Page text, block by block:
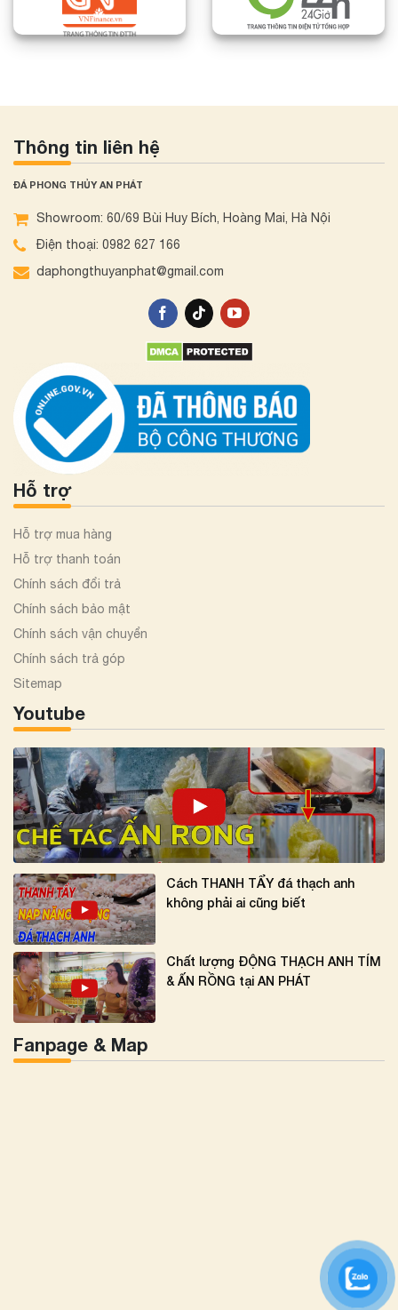
Thông tin liên hệ
ĐÁ PHONG THỦY AN PHÁT
Showroom: 60/69 Bùi Huy Bích, Hoàng Mai, Hà Nội
Điện thoại: 0982 627 166
daphongthuyanphat@gmail.com
Hỗ trợ
Hỗ trợ mua hàng
Hỗ trợ thanh toán
Chính sách đổi trả
Chính sách bảo mật
Chính sách vận chuyển
Chính sách trả góp
Sitemap
Youtube
Cách THANH TẨY đá thạch anh
không phải ai cũng biết
Chất lượng ĐỘNG THẠCH ANH TÍM
& ẤN RỒNG tại AN PHÁT
Fanpage & Map